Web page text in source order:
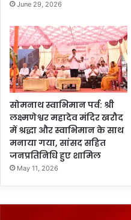
June 29, 2026
सोमनाथ स्वाभिमान पर्व: श्री
लक्ष्मणेश्वर महादेव मंदिर खरौद
में श्रद्धा और स्वाभिमान के साथ
मनाया गया, सांसद सहित
जनप्रतिनिधि हुए शामिल
May 11, 2026